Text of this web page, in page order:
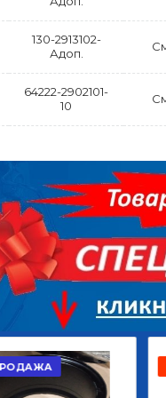
ПОВОРОТНЫЙ
Д.102*86
Г.КАЗАНЬ
29 668,20 Р
В КОРЗИНУ
130-2913102-
Адоп.
64222-2902101-
10